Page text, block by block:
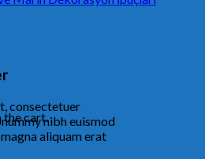
the cart.
consectetuer
nibh euismod
aliquam erat